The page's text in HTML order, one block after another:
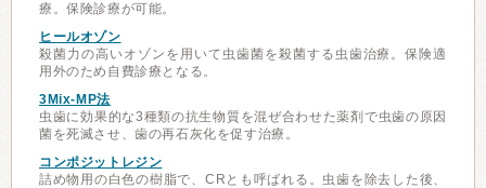
療。保険診療が可能。
ヒールオゾン
殺菌力の高いオゾンを用いて虫歯菌を殺菌する虫歯治療。保険適
用外のため自費診療となる。
3Mix-MP法
虫歯に効果的な3種類の抗生物質を混ぜ合わせた薬剤で虫歯の原因
菌を死滅させ、歯の再石灰化を促す治療。
コンポジットレジン
詰め物用の白色の樹脂で、CRとも呼ばれる。虫歯を除去した後、